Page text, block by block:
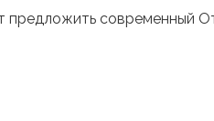
предложить современный